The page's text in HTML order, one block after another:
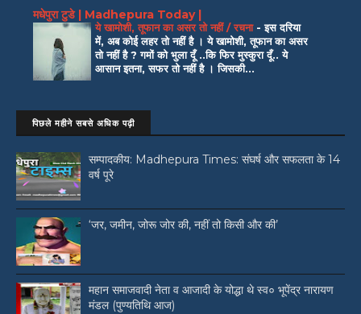
मधेपुरा टुडे | Madhepura Today |
ये खामोशी, तूफान का असर तो नहीं / रचना -इस दरिया
में, अब कोई लहर तो नहीं है । ये खामोशी, तूफान का असर
तो नहीं है ? गमों को भुला दूँ ..कि फिर मुस्कुरा दूँ.. ये
आसान इतना, सफर तो नहीं है । जिसकी...
पिछले महीने सबसे अधिक पढ़ी
सम्पादकीय: Madhepura Times: संघर्ष और सफलता के 14
वर्ष पूरे
‘जर, जमीन, जोरू जोर की, नहीं तो किसी और की’
महान समाजवादी नेता व आजादी के योद्धा थे स्व० भूपेंद्र नारायण
मंडल (पुण्यतिथि आज)